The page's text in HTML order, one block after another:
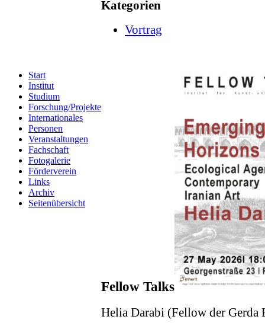
Start
Institut
Studium
Forschung/Projekte
Internationales
Personen
Veranstaltungen
Fachschaft
Fotogalerie
Förderverein
Links
Archiv
Seitenübersicht
Kategorien
Vortrag
Fellow Talks
Helia Darabi (Fellow der Gerda